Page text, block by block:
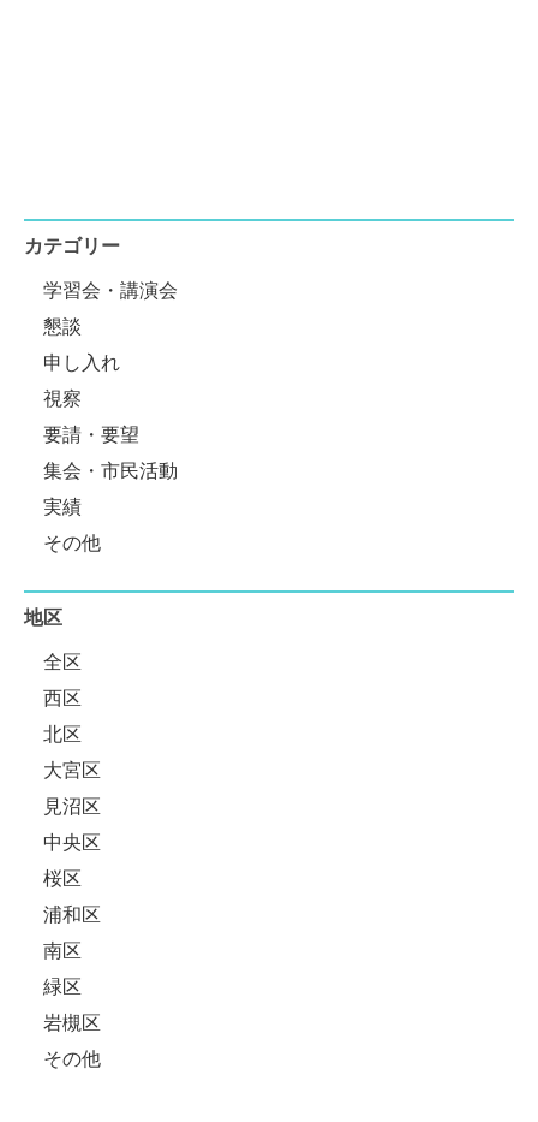
カテゴリー
学習会・講演会
懇談
申し入れ
視察
要請・要望
集会・市民活動
実績
その他
地区
全区
西区
北区
大宮区
見沼区
中央区
桜区
浦和区
南区
緑区
岩槻区
その他